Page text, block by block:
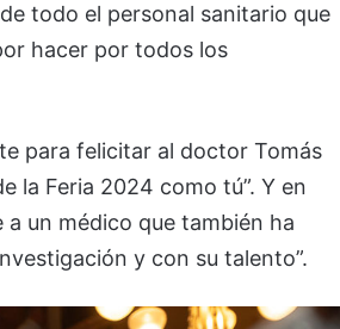
todo el personal sanitario que
hacer por todos los
para felicitar al doctor Tomás
la Feria 2024 como tú”. Y en
un médico que también ha
y con su talento”.